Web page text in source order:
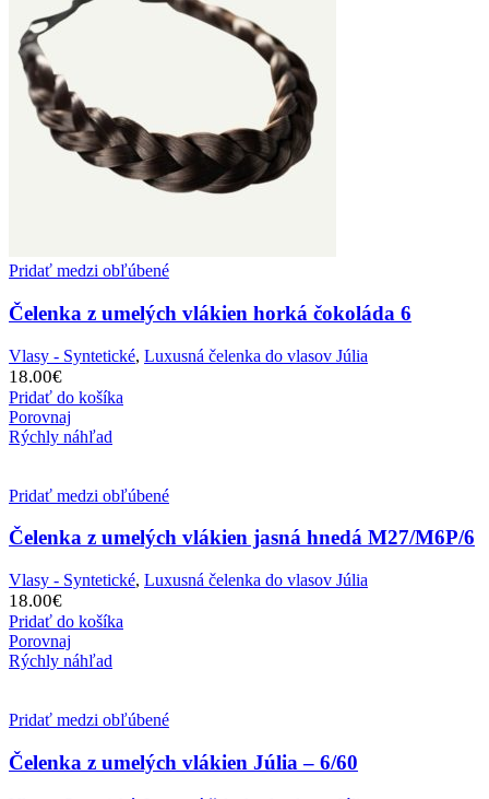
Pridať medzi obľúbené
Čelenka z umelých vlákien horká čokoláda 6
Vlasy - Syntetické, Luxusná čelenka do vlasov Júlia
18.00€
Pridať do košíka
Porovnaj
Rýchly náhľad
Pridať medzi obľúbené
Čelenka z umelých vlákien jasná hnedá M27/M6P/6
Vlasy - Syntetické, Luxusná čelenka do vlasov Júlia
18.00€
Pridať do košíka
Porovnaj
Rýchly náhľad
Pridať medzi obľúbené
Čelenka z umelých vlákien Júlia – 6/60